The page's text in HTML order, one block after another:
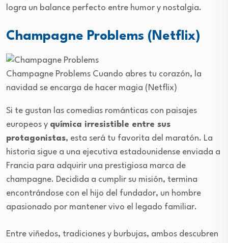
logra un balance perfecto entre humor y nostalgia.
Champagne Problems (Netflix)
Champagne Problems Cuando abres tu corazón, la
navidad se encarga de hacer magia (Netflix)
Si te gustan las comedias románticas con paisajes
europeos y química irresistible entre sus
protagonistas, esta será tu favorita del maratón. La
historia sigue a una ejecutiva estadounidense enviada a
Francia para adquirir una prestigiosa marca de
champagne. Decidida a cumplir su misión, termina
encontrándose con el hijo del fundador, un hombre
apasionado por mantener vivo el legado familiar.
Entre viñedos, tradiciones y burbujas, ambos descubren